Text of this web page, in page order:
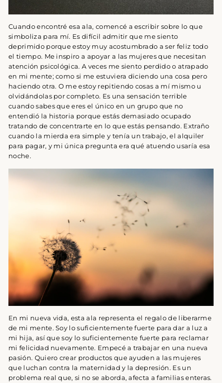
Cuando encontré esa ala, comencé a escribir sobre lo que
simboliza para mí. Es difícil admitir que me siento
deprimido porque estoy muy acostumbrado a ser feliz todo
el tiempo. Me inspiro a apoyar a las mujeres que necesitan
atención psicológica. A veces me siento perdido o atrapado
en mi mente; como si me estuviera diciendo una cosa pero
haciendo otra. O me estoy repitiendo cosas a mí mismo u
olvidándolas por completo. Es una sensación terrible
cuando sabes que eres el único en un grupo que no
entendió la historia porque estás demasiado ocupado
tratando de concentrarte en lo que estás pensando. Extraño
cuando la mierda era simple y tenía un trabajo, el alquiler
para pagar, y mi única pregunta era qué atuendo usaría esa
noche.
En mi nueva vida, esta ala representa el regalo de liberarme
de mi mente. Soy lo suficientemente fuerte para dar a luz a
mi hija, así que soy lo suficientemente fuerte para reclamar
mi felicidad nuevamente. Empecé a trabajar en una nueva
pasión. Quiero crear productos que ayuden a las mujeres
que luchan contra la maternidad y la depresión. Es un
problema real que, si no se aborda, afecta a familias enteras.